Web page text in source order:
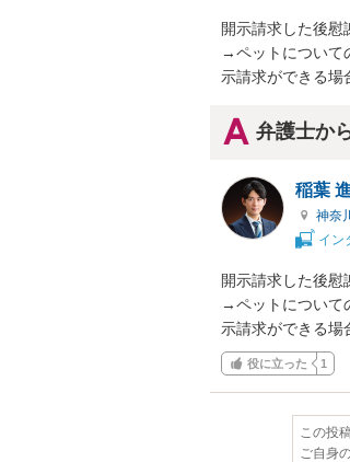
開示請求した後慰
→ペットについて
示請求ができる場
弁護士か
稲葉
神奈
イン
開示請求した後慰
→ペットについて
示請求ができる場
役に立った 1
この投
ご自身